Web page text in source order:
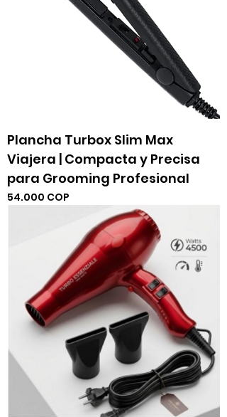
Plancha Turbox Slim Max
Viajera | Compacta y Precisa
para Grooming Profesional
Precio
54.000 COP